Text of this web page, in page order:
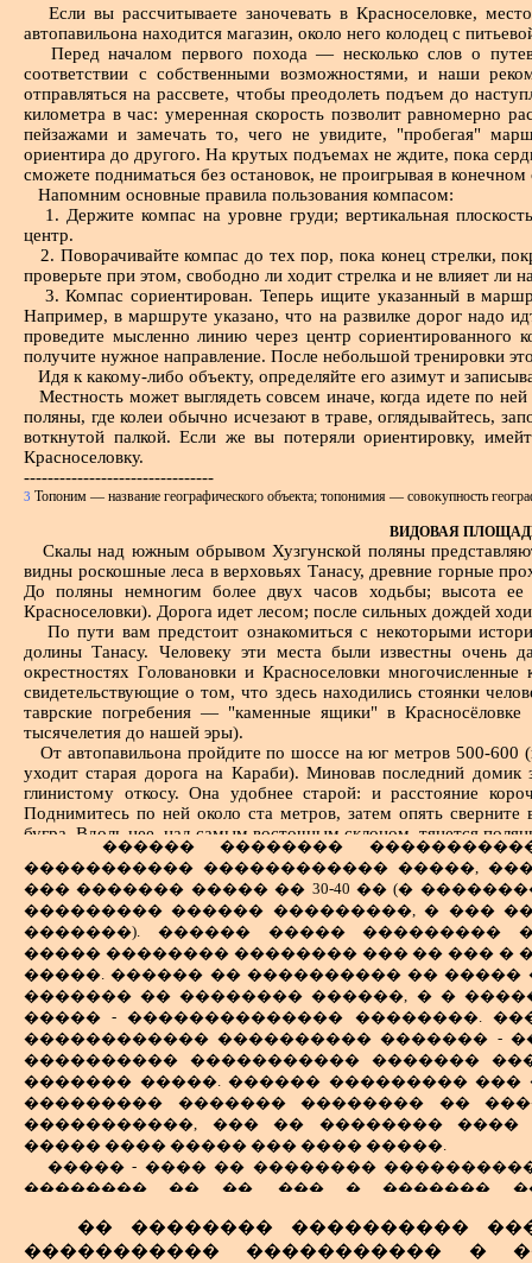
������ ������, � ����� �����
������� ��� ����� ������� ���
�������, ����������� ��
�������������.
�������������� �� �����
������ ����� ���� �����������
��� �� �������� ��� ����� �
������ �� ������, �������,
������� ������.
������� ����������
���������� ������������
�������; ��� �� ��������� �����.
���� �� ���� ����
������������ ���� ��
������������� � �����, �
���������� ������. ��� ��
������ �� ����������
����������������� �
���������� ���������.
������������� �
����������� ��� �������� ���
������ �������� ����, ��������
������� ������������; "����" -
���� ��� ���� ��������������
� ������� ������ �������� ��
�������� � ���������
��� ���� ���������� ����.
���������� ��� ����������
� � �����������
(������ - ������ ��������
���������� ����� ����
��
Если вы рассчитываете заночевать в Красноселовке,
автопавильона находится магазин, около него колодец с
Перед началом первого похода — несколько слов о
соответствии с собственными возможностями, и наши
отправляться на рассвете, чтобы преодолеть подъем до
километра в час: умеренная скорость позволит равномерно
пейзажами и замечать то, чего не увидите, "пробегая"
ориентира до другого. На крутых подъемах не ждите, пока
сможете подниматься без остановок, не проигрывая в конечном
Напомним основные правила пользования компасом:
1. Держите компас на уровне груди; вертикальная
центр.
2. Поворачивайте компас до тех пор, пока конец стрелки,
проверьте при этом, свободно ли ходит стрелка и не влияет ли
3. Компас сориентирован. Теперь ищите указанный в
Например, в маршруте указано, что на развилке дорог надо
проведите мысленно линию через центр
получите нужное направление. После небольшой тренировки
Идя к какому-либо объекту, определяйте его азимут и
Местность может выглядеть совсем иначе, когда идете по
поляны, где колеи обычно исчезают в траве, оглядывайтесь,
воткнутой палкой. Если же вы потеряли ориентировку,
Красноселовку.
--------------------------------
3 Топоним — название географического объекта; топонимия — совокупность
ВИДОВАЯ
Скалы над южным обрывом Хузгунской поляны
видны роскошные леса в верховьях Танасу, древние горные
До поляны немногим более двух часов ходьбы; высота
Красноселовки). Дорога идет лесом; после сильных дождей
По пути вам предстоит ознакомиться с некоторыми
долины Танасу. Человеку эти места были известны очень
окрестностях Головановки и Красноселовки
свидетельствующие о том, что здесь находились стоянки
таврские погребения — "каменные ящики" в Красносёловке
тысячелетия до нашей эры).
От автопавильона пройдите по шоссе на юг метров 500-600
уходит старая дорога на Караби). Миновав последний
глинистому откосу. Она удобнее старой: и расстояние
Поднимитесь по ней около ста метров, затем опять
бугра. Вдоль нее, над самым восточным склоном, тянется
таврских "каменных ящика", вросших в землю и полузакрытых
������ ��������
����������� ������������ �����,
��� ������� ����� �� 30-40 �� (�
��������� ������ ���������, � ���
�������). ������ ����� ���������
����� �������� �������� ��� �� ��� �
�����. ������ �� ���������� �� �����
������� �� �������� ������, � �
����� - �������������� ��������.
������������ ���������� ������� -
���������� ����������� �������
������� �����. ������ ��������� ���
��������� ������� �������� ��
�����������, ��� �� �������� ����
����� ���� ����� ��� ���� �����.
����� - ���� �� ��������
�������� �� ��, ��� � �������
�������������� ���������:
�����, ���������, ���������. ������
�� �������� ����������
����������� ����������� �